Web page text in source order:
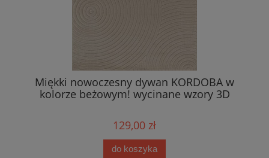
Miękki nowoczesny dywan KORDOBA w
kolorze beżowym! wycinane wzory 3D
129,00 zł
do koszyka